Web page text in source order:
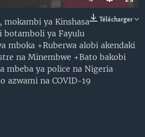
Télécharger
mokambi ya Kinshasa
botamboli ya Fayulu
mboka +Ruberwa alobi akendaki
na Minembwe +Bato bakobi
mbeba ya police na Nigeria
azwami na COVID-19